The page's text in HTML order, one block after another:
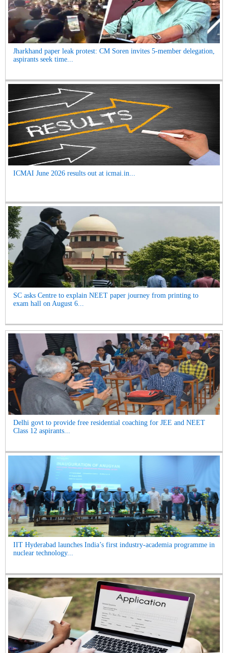
Jharkhand paper leak protest: CM Soren invites 5-member delegation,
aspirants seek time...
ICMAI June 2026 results out at icmai.in...
SC asks Centre to explain NEET paper journey from printing to
exam hall on August 6...
Delhi govt to provide free residential coaching for JEE and NEET
Class 12 aspirants...
IIT Hyderabad launches India’s first industry-academia programme in
nuclear technology...